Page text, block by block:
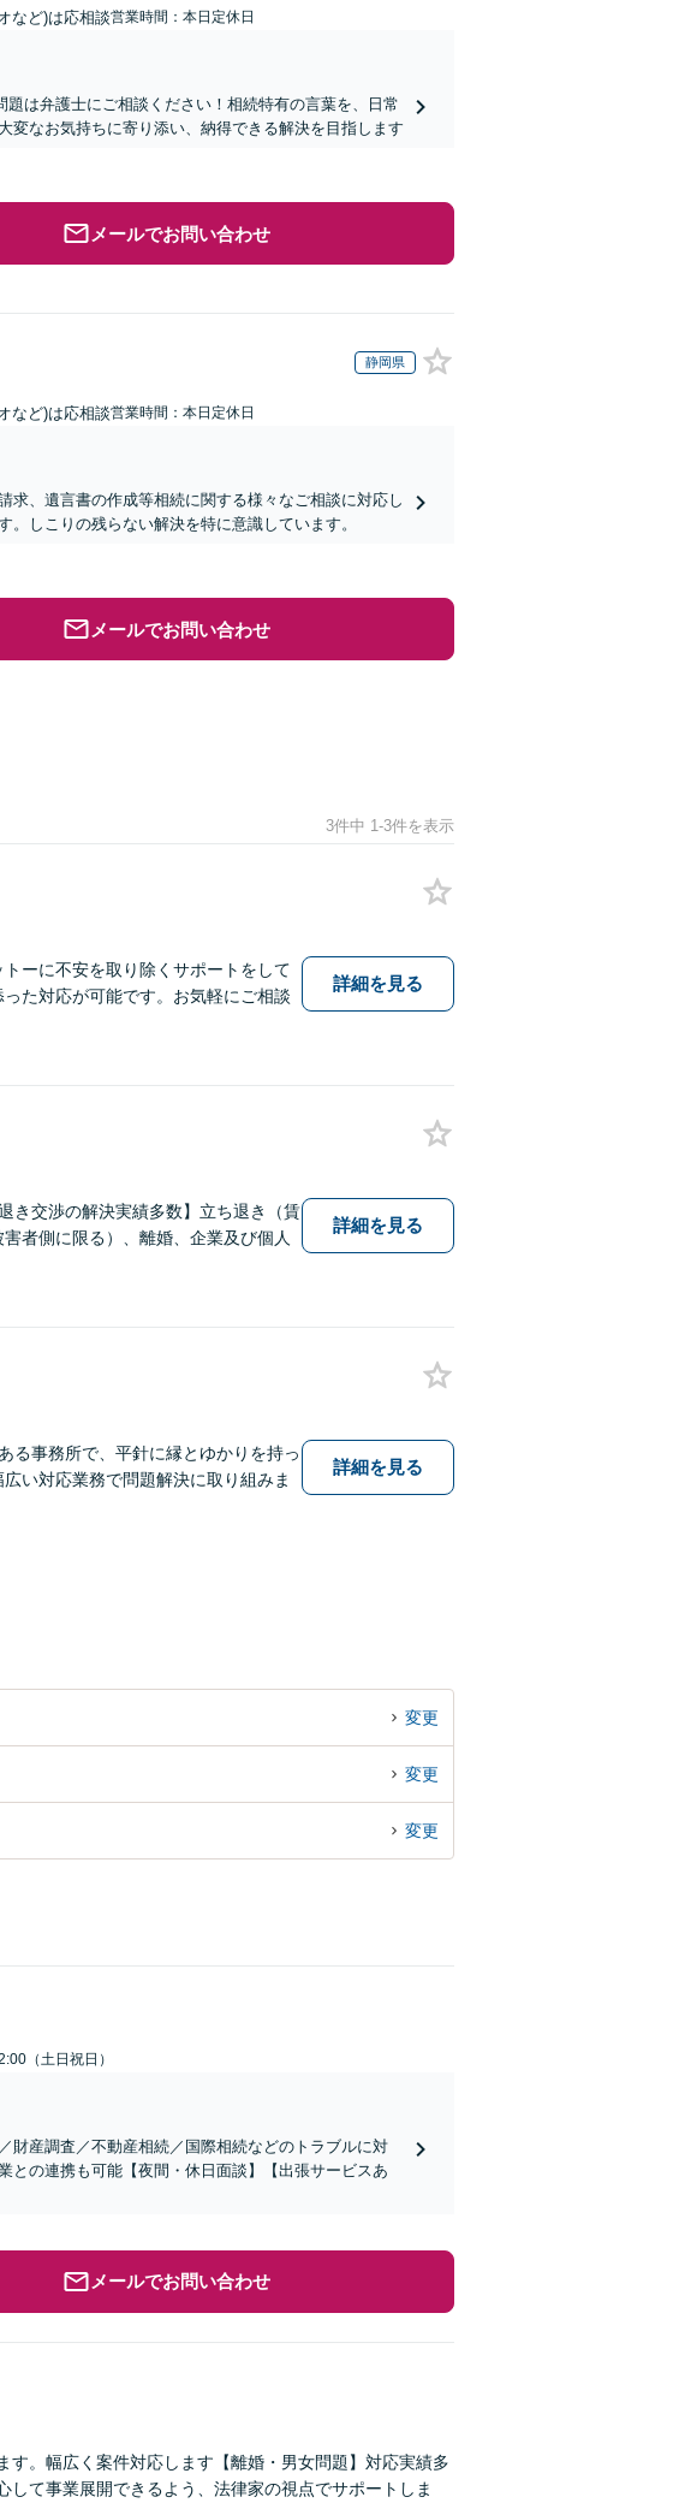
など)は応相談営業時間：本日定休日
題は弁護士にご相談ください！相続特有の言葉を、日常
変なお気持ちに寄り添い、納得できる解決を目指します
メールでお問い合わせ
静岡県
など)は応相談営業時間：本日定休日
求、遺言書の作成等相続に関する様々なご相談に対応し
しこりの残らない解決を特に意識しています。
メールでお問い合わせ
3件中 1-3件を表示
ーに不安を取り除くサポートをして
た対応が可能です。お気軽にご相談
詳細を見る
き交渉の解決実績多数】立ち退き（賃
者側に限る）、離婚、企業及び個人
詳細を見る
る事務所で、平針に縁とゆかりを持っ
い対応業務で問題解決に取り組みま
詳細を見る
変更
変更
変更
（土日祝日）
財産調査／不動産相続／国際相続などのトラブルに対
との連携も可能【夜間・休日面談】【出張サービスあ
メールでお問い合わせ
。幅広く案件対応します【離婚・男女問題】対応実績多
て事業展開できるよう、法律家の視点でサポートしま